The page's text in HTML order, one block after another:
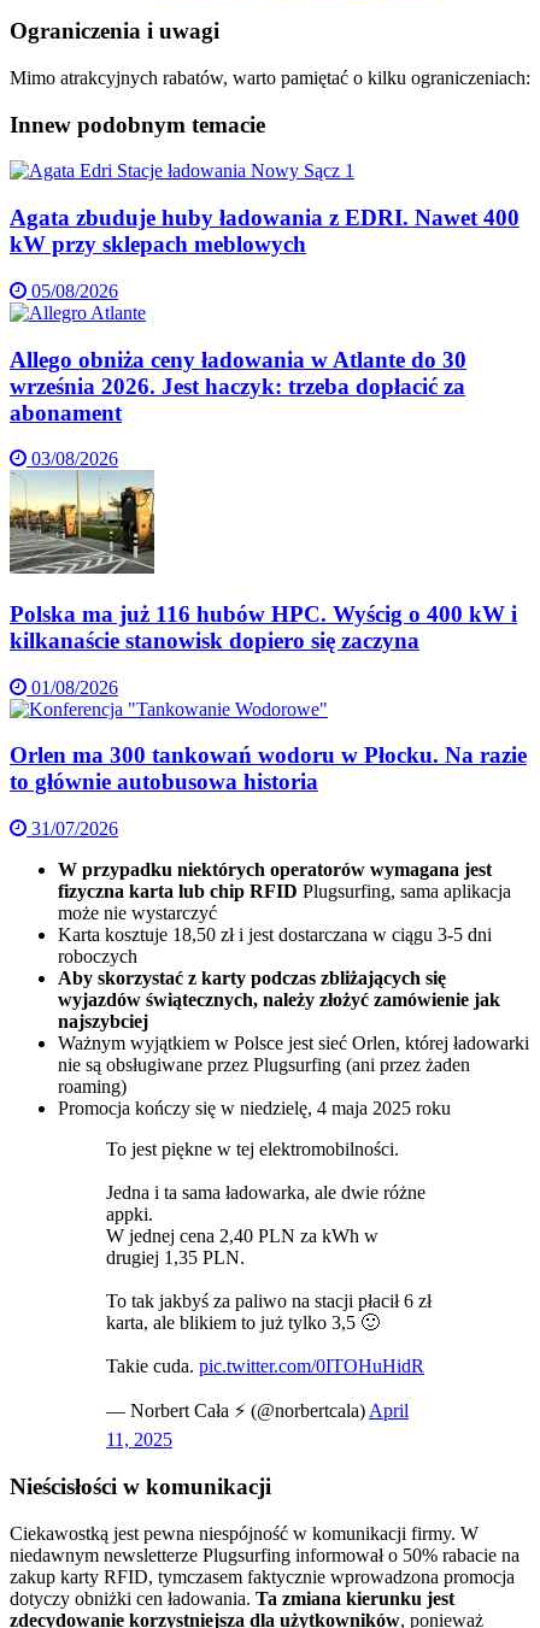
Ograniczenia i uwagi
Mimo atrakcyjnych rabatów, warto pamiętać o kilku ograniczeniach:
Innew podobnym temacie
Agata zbuduje huby ładowania z EDRI. Nawet 400
kW przy sklepach meblowych
05/08/2026
Allego obniża ceny ładowania w Atlante do 30
września 2026. Jest haczyk: trzeba dopłacić za
abonament
03/08/2026
Polska ma już 116 hubów HPC. Wyścig o 400 kW i
kilkanaście stanowisk dopiero się zaczyna
01/08/2026
Orlen ma 300 tankowań wodoru w Płocku. Na razie
to głównie autobusowa historia
31/07/2026
W przypadku niektórych operatorów wymagana jest
fizyczna karta lub chip RFID Plugsurfing, sama aplikacja
może nie wystarczyć
Karta kosztuje 18,50 zł i jest dostarczana w ciągu 3-5 dni
roboczych
Aby skorzystać z karty podczas zbliżających się
wyjazdów świątecznych, należy złożyć zamówienie jak
najszybciej
Ważnym wyjątkiem w Polsce jest sieć Orlen, której ładowarki
nie są obsługiwane przez Plugsurfing (ani przez żaden
roaming)
Promocja kończy się w niedzielę, 4 maja 2025 roku
To jest piękne w tej elektromobilności.
Jedna i ta sama ładowarka, ale dwie różne
appki.
W jednej cena 2,40 PLN za kWh w
drugiej 1,35 PLN.
To tak jakbyś za paliwo na stacji płacił 6 zł
karta, ale blikiem to już tylko 3,5 🙂
Takie cuda. pic.twitter.com/0ITOHuHidR
— Norbert Cała ⚡ (@norbertcala) April
11, 2025
Nieścisłości w komunikacji
Ciekawostką jest pewna niespójność w komunikacji firmy. W
niedawnym newsletterze Plugsurfing informował o 50% rabacie na
zakup karty RFID, tymczasem faktycznie wprowadzona promocja
dotyczy obniżki cen ładowania. Ta zmiana kierunku jest
zdecydowanie korzystniejsza dla użytkowników, ponieważ